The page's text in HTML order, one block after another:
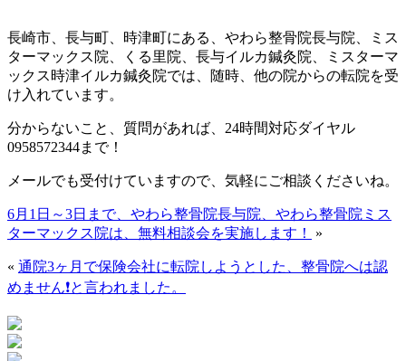
長崎市、長与町、時津町にある、やわら整骨院長与院、ミス
ターマックス院、くる里院、長与イルカ鍼灸院、ミスターマ
ックス時津イルカ鍼灸院では、随時、他の院からの転院を受
け入れています。
分からないこと、質問があれば、24時間対応ダイヤル
0958572344まで！
メールでも受付けていますので、気軽にご相談くださいね。
6月1日～3日まで、やわら整骨院長与院、やわら整骨院ミス
ターマックス院は、無料相談会を実施します！
»
« 通院3ヶ月で保険会社に転院しようとした、整骨院へは認
めません❗と言われました。